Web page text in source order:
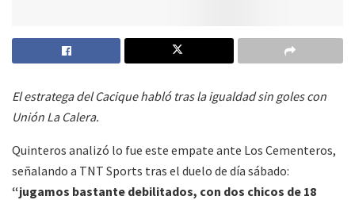
El estratega del Cacique habló tras la igualdad sin goles con
Unión La Calera.
Quinteros analizó lo fue este empate ante Los Cementeros,
señalando a TNT Sports tras el duelo de día sábado:
“jugamos bastante debilitados, con dos chicos de 18